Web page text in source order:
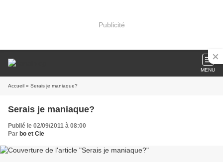
Publicité
MENU
Accueil » Serais je maniaque?
Serais je maniaque?
Publié le 02/09/2011 à 08:00
Par bo et Cie